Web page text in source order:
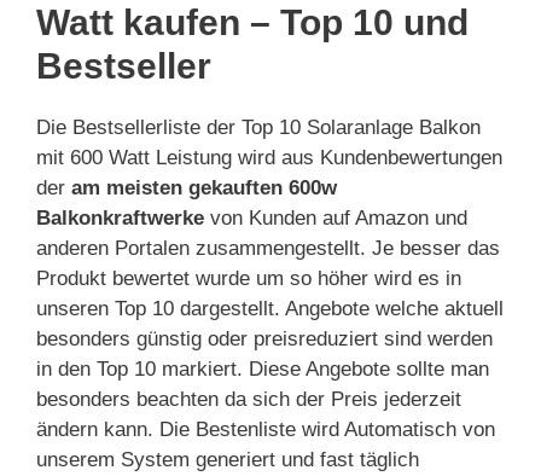
Watt kaufen – Top 10 und
Bestseller
Die Bestsellerliste der Top 10 Solaranlage Balkon
mit 600 Watt Leistung wird aus Kundenbewertungen
der am meisten gekauften 600w
Balkonkraftwerke von Kunden auf Amazon und
anderen Portalen zusammengestellt. Je besser das
Produkt bewertet wurde um so höher wird es in
unseren Top 10 dargestellt. Angebote welche aktuell
besonders günstig oder preisreduziert sind werden
in den Top 10 markiert. Diese Angebote sollte man
besonders beachten da sich der Preis jederzeit
ändern kann. Die Bestenliste wird Automatisch von
unserem System generiert und fast täglich